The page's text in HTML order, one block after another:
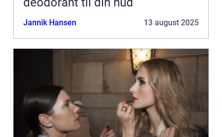
Jannik Hansen 13 august 2025